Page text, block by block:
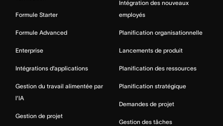
Formule Starter
Formule Advanced
Enterprise
Intégrations d’applications
Gestion du travail alimentée par
l’IA
Gestion de projet
Intégration des nouveaux
employés
Planification organisationnelle
Lancements de produit
Planification des ressources
Planification stratégique
Demandes de projet
Gestion des tâches